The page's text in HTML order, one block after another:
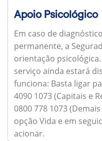
Apoio Psicológico
Em caso de
permanente, a
orientação
serviço ainda estará
funciona: Basta ligar
4090 1073 (Capitais e
0800 778 1073
opção Vida e em
acionar.